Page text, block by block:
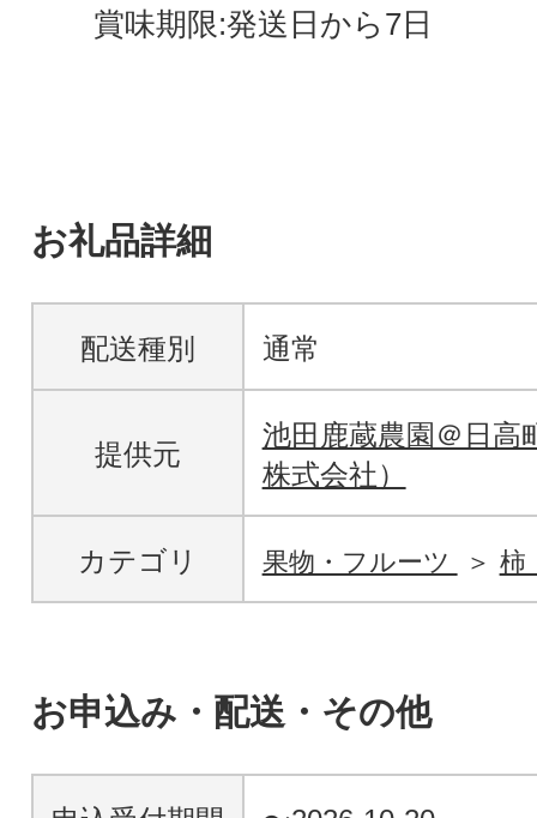
賞味期限:発送日から7日
お礼品詳細
配送種別 通常
提供元
池田鹿蔵農園＠日高
株式会社）
カテゴリ 果物・フルーツ 柿
お申込み・配送・その他